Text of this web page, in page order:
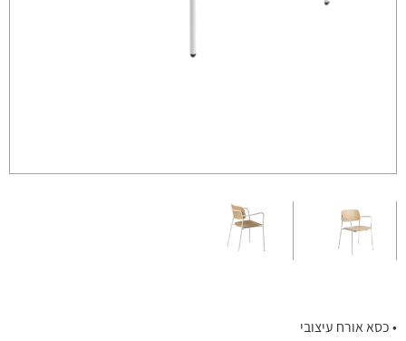
• כסא אורח עיצובי